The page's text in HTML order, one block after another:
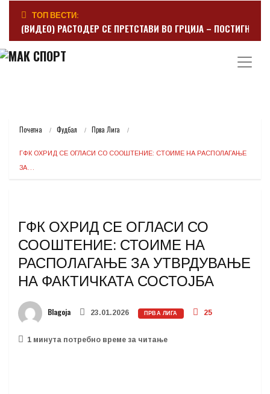
ТОП ВЕСТИ:
(ВИДЕО) РАСТОДЕР СЕ ПРЕТСТАВИ ВО ГРЦИЈА – ПОСТИГНА
Почетна Фудбал Прва Лига
ГФК ОХРИД СЕ ОГЛАСИ СО СООШТЕНИЕ: СТОИМЕ НА РАСПОЛАГАЊЕ
ЗА…
ГФК ОХРИД СЕ ОГЛАСИ СО
СООШТЕНИЕ: СТОИМЕ НА
РАСПОЛАГАЊЕ ЗА УТВРДУВАЊЕ
НА ФАКТИЧКАТА СОСТОЈБА
Blagoja 23.01.2026 ПРВА ЛИГА 25
1 минутa потребно време за читање